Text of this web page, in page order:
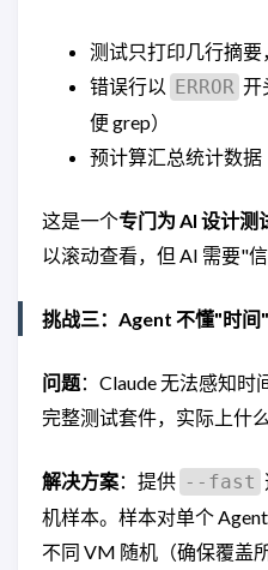
测试只打印几行摘
错误行以 ERROR 开
便 grep）
预计算汇总统计数据
这是一个专门为 AI 设计测
以滚动查看，但 AI 需要"
挑战三：Agent 不懂"时间"
问题：Claude 无法感知
完整测试套件，实际上什
解决方案：提供 --fast
机样本。样本对单个
不同 VM 随机（确保覆盖